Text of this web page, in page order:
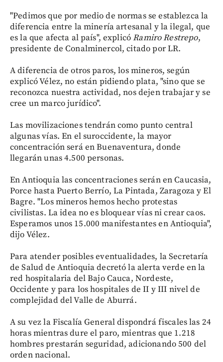
"Pedimos que por medio de normas se establezca la
diferencia entre la minería artesanal y la ilegal, que
es la que afecta al país", explicóRamiro Restrepo,
presidente de Conalminercol, citado por LR.
A diferencia de otros paros, los mineros, según
explicó Vélez, no están pidiendo plata, "sino que se
reconozca nuestra actividad, nos dejen trabajar y se
cree un marco jurídico".
Las movilizaciones tendrán como punto central
algunas vías. En el suroccidente, la mayor
concentración será en Buenaventura, donde
llegarán unas 4.500 personas.
En Antioquia las concentraciones serán en Caucasia,
Porce hasta Puerto Berrío, La Pintada, Zaragoza y El
Bagre. "Los mineros hemos hecho protestas
civilistas. La idea no es bloquear vías ni crear caos.
Esperamos unos 15.000 manifestantes en Antioquia",
dijo Vélez.
Para atender posibles eventualidades, la Secretaría
de Salud de Antioquia decretó la alerta verde en la
red hospitalaria del Bajo Cauca, Nordeste,
Occidente y para los hospitales de II y III nivel de
complejidad del Valle de Aburrá.
A su vez la Fiscalía General dispondrá fiscales las 24
horas mientras dure el paro, mientras que 1.218
hombres prestarán seguridad, adicionando 500 del
orden nacional.